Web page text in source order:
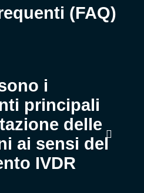
(FAQ)
i
principali
delle
ai sensi del
IVDR